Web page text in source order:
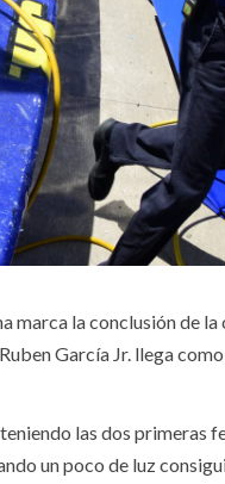
marca la conclusión de
García Jr. llega
las dos primeras
un poco de luz